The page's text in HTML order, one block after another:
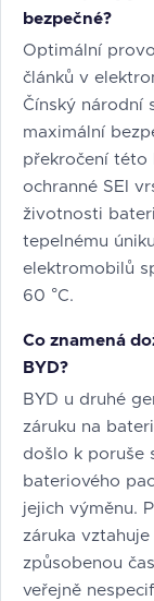
bezpečné?
Optimální
článků v
Čínský národní
maximální
překročení této
ochranné SEI
životnosti
tepelnému
elektromobilů
60 °C.
Co znamená
BYD?
BYD u druhé
záruku na
došlo k poruše
bateriového
jejich výměnu.
záruka
způsobenou
veřejně